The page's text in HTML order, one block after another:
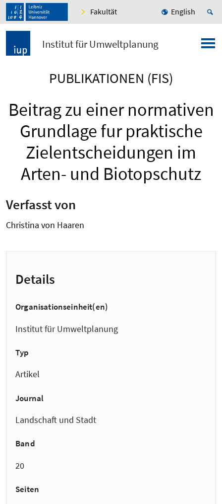
Fakultät English
Institut für Umweltplanung
PUBLIKATIONEN (FIS)
Beitrag zu einer normativen
Grundlage fur praktische
Zielentscheidungen im
Arten- und Biotopschutz
Verfasst von
Christina von Haaren
Details
Organisationseinheit(en)
Institut für Umweltplanung
Typ
Artikel
Journal
Landschaft und Stadt
Band
20
Seiten